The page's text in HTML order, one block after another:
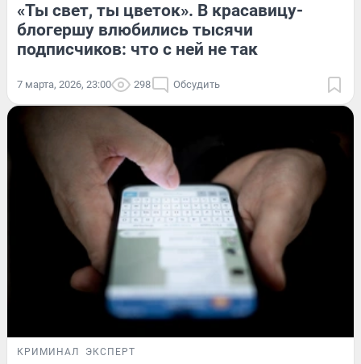
«Ты свет, ты цветок». В красавицу-
блогершу влюбились тысячи
подписчиков: что с ней не так
7 марта, 2026, 23:00 298 Обсудить
КРИМИНАЛ ЭКСПЕРТ